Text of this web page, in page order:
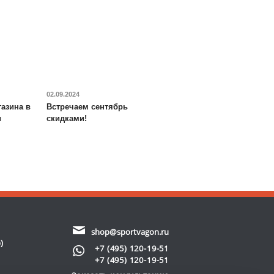
в
02.09.2024
Встречаем сентябрь
скидками!
shop@sportvagon.ru
+7 (495) 120-19-51
+7 (495) 120-19-51